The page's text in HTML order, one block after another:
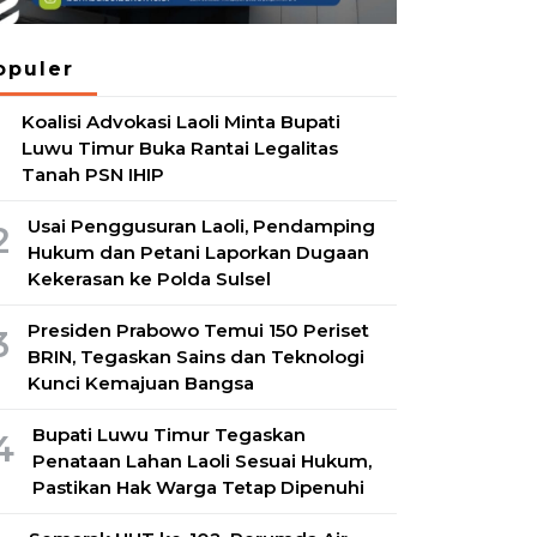
Koalisi Advokasi Laoli Minta Bupati
Luwu Timur Buka Rantai Legalitas
Tanah PSN IHIP
Usai Penggusuran Laoli, Pendamping
Hukum dan Petani Laporkan Dugaan
Kekerasan ke Polda Sulsel
Presiden Prabowo Temui 150 Periset
BRIN, Tegaskan Sains dan Teknologi
Kunci Kemajuan Bangsa
Bupati Luwu Timur Tegaskan
Penataan Lahan Laoli Sesuai Hukum,
Pastikan Hak Warga Tetap Dipenuhi